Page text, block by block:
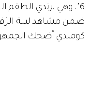
6"، وهي ترتدي
ضمن مشاهد ليلة
كوميدي أضحك